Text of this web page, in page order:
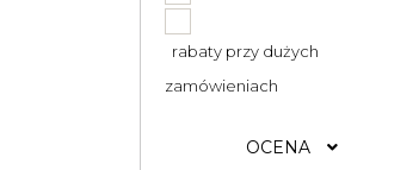
rabaty przy dużych
zamówieniach
OCENA